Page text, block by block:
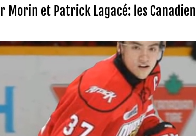
Morin et Patrick Lagacé: les